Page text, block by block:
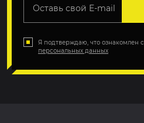
Я подтверждаю, что ознакомлен с
персональных данных